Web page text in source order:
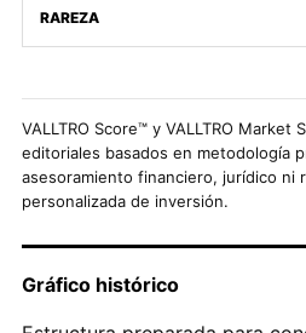
RAREZA
VALLTRO Score™ y VALLTRO Market
editoriales basados en metodología
asesoramiento financiero, jurídico ni
personalizada de inversión.
Gráfico histórico